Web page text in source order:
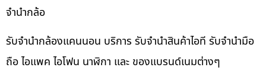
จำนำกล้อ
รับจำนำกล้องแคนนอน บริการ รับจำนำสินค้าไอที รับจำนำมือ
ถือ ไอแพค ไอโฟน นาฬิกา และ ของแบรนด์เนมต่างๆ